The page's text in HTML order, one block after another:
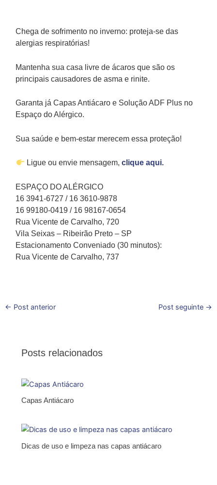
Chega de sofrimento no inverno: proteja-se das
alergias respiratórias!
Mantenha sua casa livre de ácaros que são os
principais causadores de asma e rinite.
Garanta já Capas Antiácaro e Solução ADF Plus no
Espaço do Alérgico.
Sua saúde e bem-estar merecem essa proteção!
Ligue ou envie mensagem, clique aqui.
ESPAÇO DO ALÉRGICO
16 3941-6727 / 16 3610-9878
16 99180-0419 / 16 98167-0654
Rua Vicente de Carvalho, 720
Vila Seixas – Ribeirão Preto – SP
Estacionamento Conveniado (30 minutos):
Rua Vicente de Carvalho, 737
← Post anterior Post seguinte →
Posts relacionados
Capas Antiácaro
Dicas de uso e limpeza nas capas antiácaro